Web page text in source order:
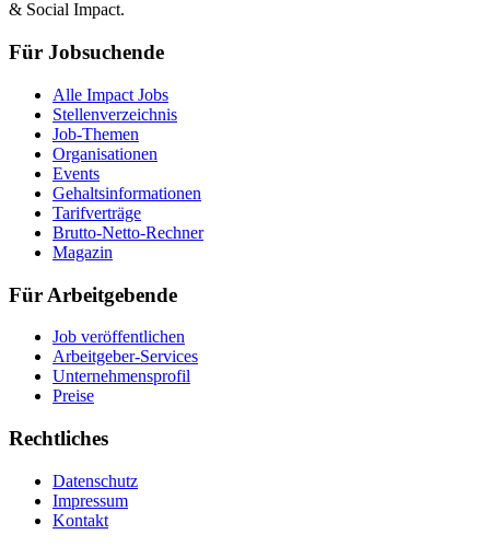
& Social Impact.
Für Jobsuchende
Alle Impact Jobs
Stellenverzeichnis
Job-Themen
Organisationen
Events
Gehaltsinformationen
Tarifverträge
Brutto-Netto-Rechner
Magazin
Für Arbeitgebende
Job veröffentlichen
Arbeitgeber-Services
Unternehmensprofil
Preise
Rechtliches
Datenschutz
Impressum
Kontakt